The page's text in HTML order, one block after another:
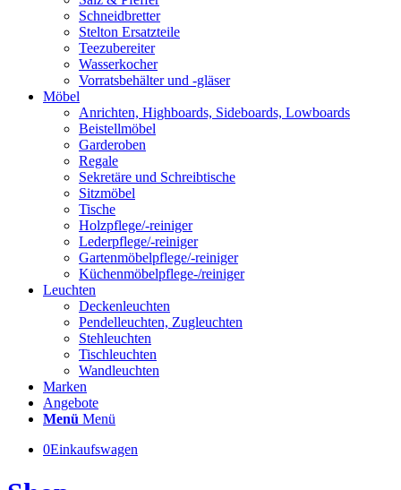
Schneidbretter
Stelton Ersatzteile
Teezubereiter
Wasserkocher
Vorratsbehälter und -gläser
Möbel
Anrichten, Highboards, Sideboards, Lowboards
Beistellmöbel
Garderoben
Regale
Sekretäre und Schreibtische
Sitzmöbel
Tische
Holzpflege/-reiniger
Lederpflege/-reiniger
Gartenmöbelpflege/-reiniger
Küchenmöbelpflege-/reiniger
Leuchten
Deckenleuchten
Pendelleuchten, Zugleuchten
Stehleuchten
Tischleuchten
Wandleuchten
Marken
Angebote
Menü Menü
0Einkaufswagen